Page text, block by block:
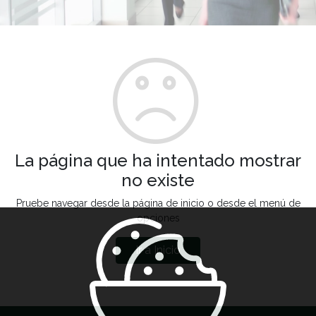
La página que ha intentado mostrar
no existe
Pruebe navegar desde la página de inicio o desde el menú de
opciones
Ir a Inicio